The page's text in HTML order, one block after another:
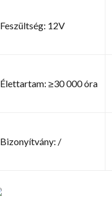
Feszültség: 12V
Élettartam: ≥30 000 óra
Bizonyítvány: /